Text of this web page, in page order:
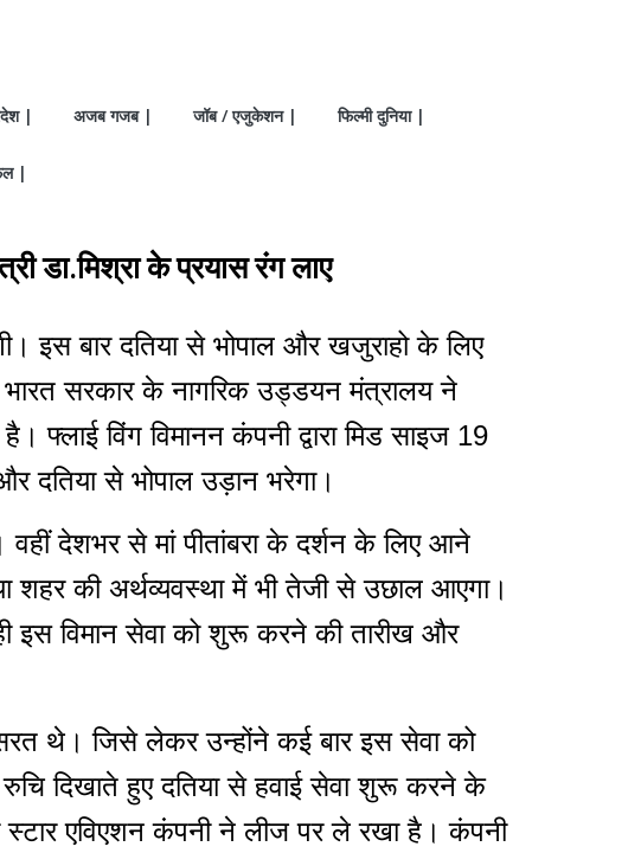
| अजब गजब | जॉब / एजुकेशन | फिल्मी दुनिया |
|
डा.मिश्रा के प्रयास रंग लाए
इस बार दतिया से भोपाल और खजुराहो के लिए
भारत सरकार के नागरिक उड्डयन मंत्रालय ने
विंग विमानन कंपनी द्वारा मिड साइज 19
दतिया से भोपाल उड़ान भरेगा।
वहीं देशभर से मां पीतांबरा के दर्शन के लिए आने
शहर की अर्थव्यवस्था में भी तेजी से उछाल आएगा।
इस विमान सेवा को शुरू करने की तारीख और
थे। जिसे लेकर उन्होंने कई बार इस सेवा को
रुचि दिखाते हुए दतिया से हवाई सेवा शुरू करने के
स्टार एविएशन कंपनी ने लीज पर ले रखा है। कंपनी